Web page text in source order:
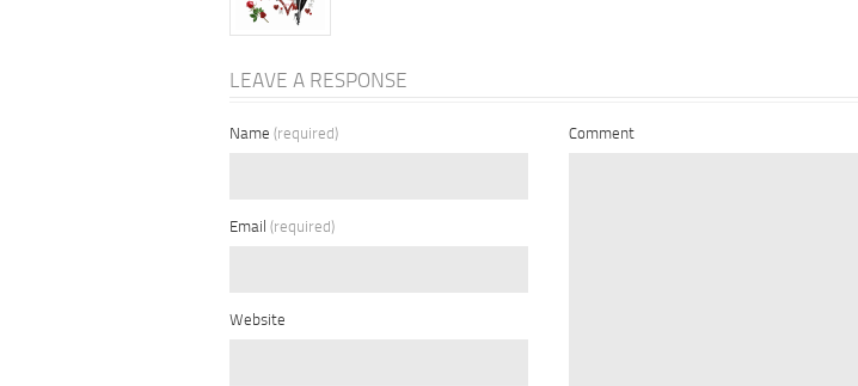
LEAVE A RESPONSE
Name (required)
Email (required)
Website
Comment